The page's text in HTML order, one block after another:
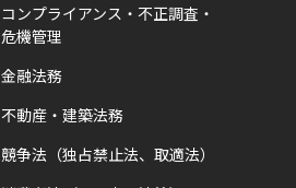
コンプライアンス・不正調査・
危機管理
金融法務
不動産・建築法務
競争法（独占禁止法、取適法）